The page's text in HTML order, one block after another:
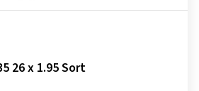
26 x 1.95 Sort